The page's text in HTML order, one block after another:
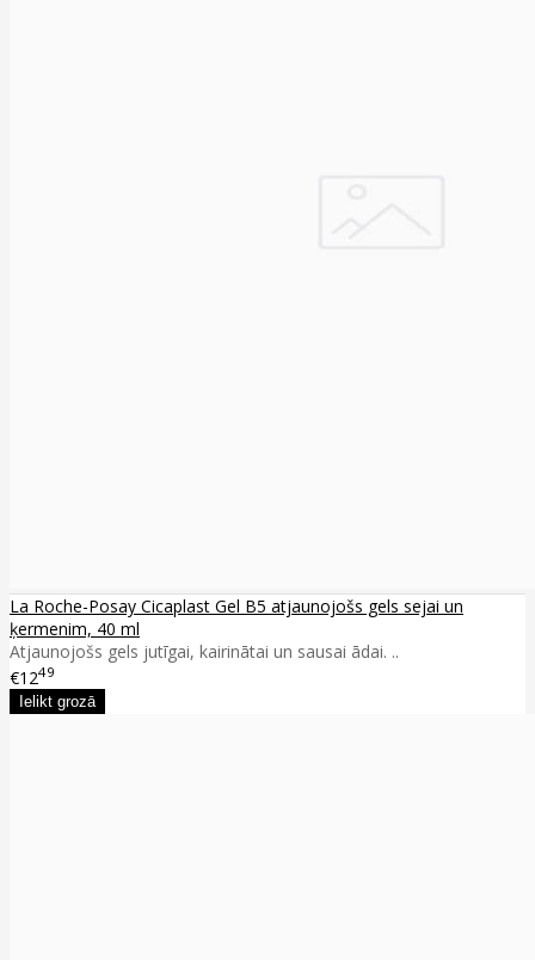
La Roche-Posay Cicaplast Gel B5 atjaunojošs gels sejai un
ķermenim, 40 ml
Atjaunojošs gels jutīgai, kairinātai un sausai ādai. ..
€1249